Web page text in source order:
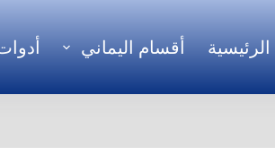
الرئيسية أقسام اليماني